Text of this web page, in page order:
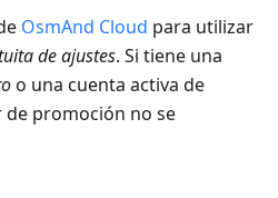
OsmAnd Cloud para utilizar
de ajustes. Si tiene una
o una cuenta activa de
de promoción no se